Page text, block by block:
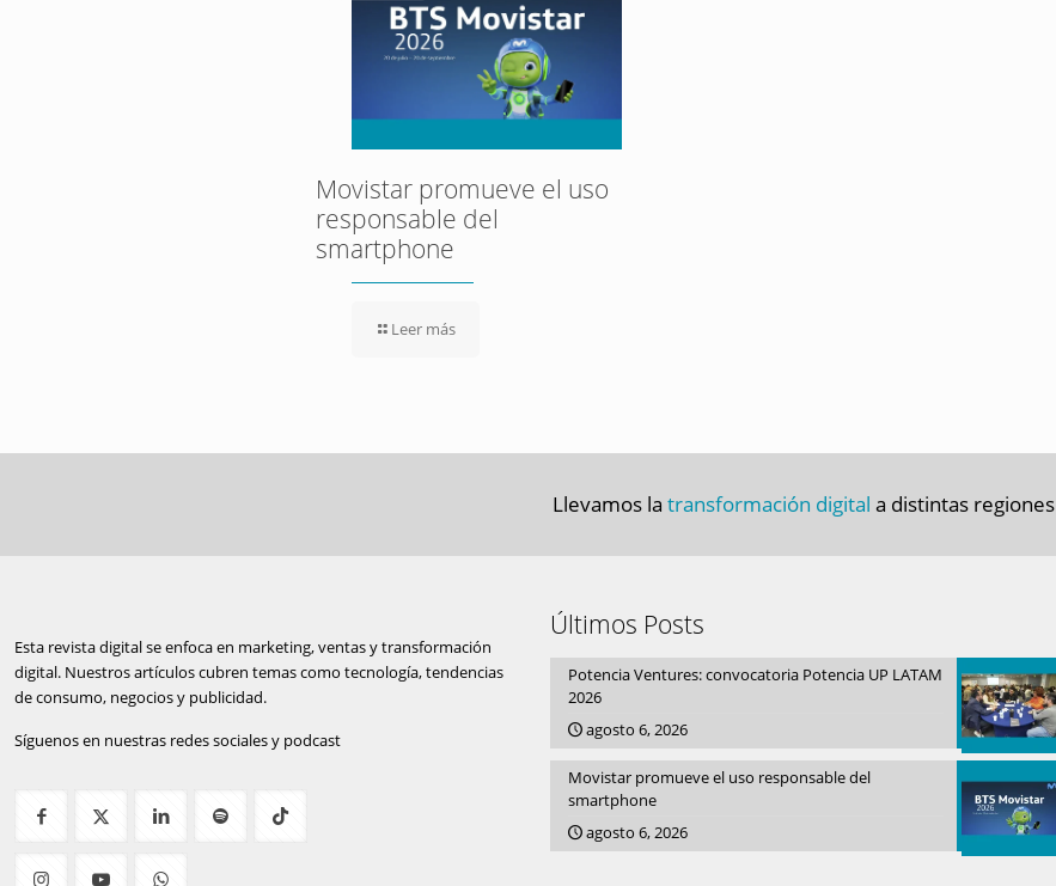
Movistar promueve el uso
responsable del
smartphone
Leer más
Llevamos la transformación digital a distintas regiones
Esta revista digital se enfoca en marketing, ventas y transformación
digital. Nuestros artículos cubren temas como tecnología, tendencias
de consumo, negocios y publicidad.
Síguenos en nuestras redes sociales y podcast
Últimos Posts
Potencia Ventures: convocatoria Potencia UP LATAM
2026
agosto 6, 2026
Movistar promueve el uso responsable del
smartphone
agosto 6, 2026